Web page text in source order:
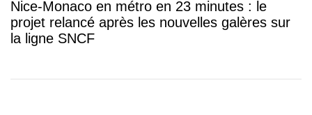
Nice-Monaco en métro en 23 minutes : le
projet relancé après les nouvelles galères sur
la ligne SNCF